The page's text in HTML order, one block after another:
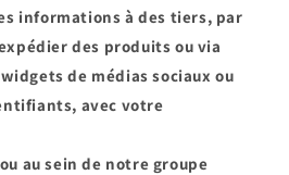
informations à des tiers, par
des produits ou via
de médias sociaux ou
avec votre
au sein de notre groupe